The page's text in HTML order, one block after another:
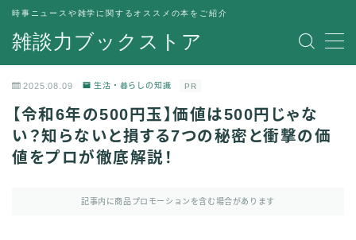
雑談力ブックストア
時事ニュースや雑学に関するオススメの本をご紹介
MENU
運営者情報
2025.08.09 生活・暮らしの知識 PR
【令和6年の500円玉】価値は500円じゃな
い？知らないと損する7つの秘密と衝撃の価
値をプロが徹底解説！
記事内に商品プロモーションを含む場合があります